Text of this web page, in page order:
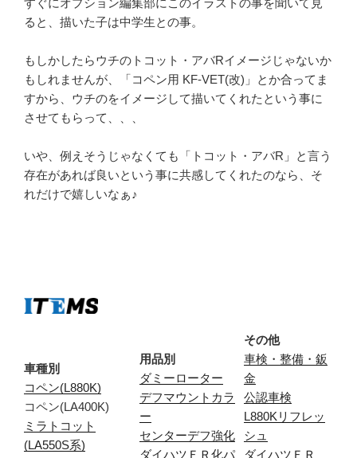
すぐにオプション編集部にこのイラストの事を聞いて見
ると、描いた子は中学生との事。
もしかしたらウチのトコット・アバRイメージじゃないか
もしれませんが、「コペン用 KF-VET(改)」とか合ってま
すから、ウチのをイメージして描いてくれたという事に
させてもらって、、、
いや、例えそうじゃなくても「トコット・アバR」と言う
存在があれば良いという事に共感してくれたのなら、そ
れだけで嬉しいなぁ♪
車種別
コペン(L880K)
コペン(LA400K)
ミラトコット
(LA550S系)
用品別
ダミーローター
デフマウントカラ
ー
センターデフ強化
ダイハツＦＲ化パ
その他
車検・整備・鈑
金
公認車検
L880Kリフレッ
シュ
ダイハツＦＲ